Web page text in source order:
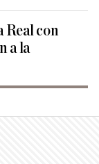
Real con
a la